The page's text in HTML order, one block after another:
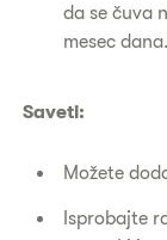
da se čuva
mesec dana.
Saveti:
Možete
Isprobajte